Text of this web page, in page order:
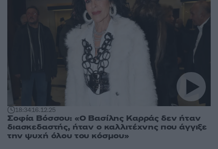
18:3416.12.25
Σοφία Βόσσου: «Ο Βασίλης Καρράς δεν ήταν
διασκεδαστής, ήταν ο καλλιτέχνης που άγγιξε
την ψυχή όλου του κόσμου»